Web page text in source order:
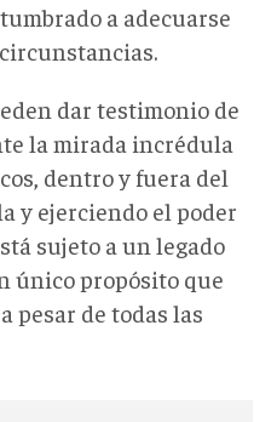
a adecuarse
dar testimonio de
la mirada incrédula
dentro y fuera del
y ejerciendo el poder
sujeto a un legado
único propósito que
pesar de todas las